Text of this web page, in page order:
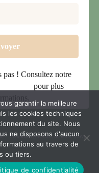
pas ! Consultez notre
pour plus
Conditions générales de vente (CGV)
garantir la meilleure
les cookies techniques
du site. Nous
ne disposons d'aucun
au travers de
ou tiers.
de confidentialité